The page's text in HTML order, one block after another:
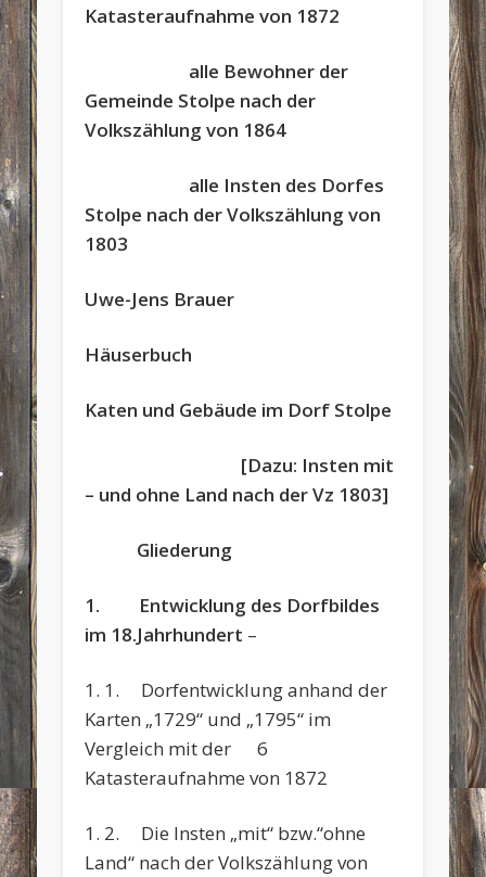
Katasteraufnahme von 1872
alle Bewohner der
Gemeinde Stolpe nach der
Volkszählung von 1864
alle Insten des Dorfes
Stolpe nach der Volkszählung von
1803
Uwe-Jens Brauer
Häuserbuch
Katen und Gebäude im Dorf Stolpe
[Dazu: Insten mit
– und ohne Land nach der Vz 1803]
Gliederung
1. Entwicklung des Dorfbildes
im 18.Jahrhundert –
1. 1. Dorfentwicklung anhand der
Karten „1729“ und „1795“ im
Vergleich mit der 6
Katasteraufnahme von 1872
1. 2. Die Insten „mit“ bzw.“ohne
Land“ nach der Volkszählung von